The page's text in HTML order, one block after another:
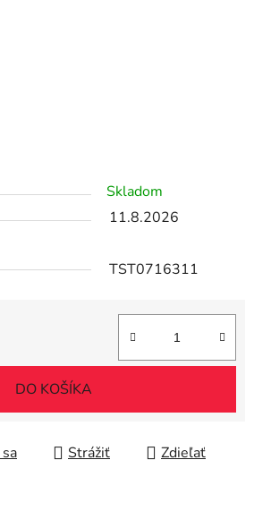
Skladom
11.8.2026
TST0716311
DO KOŠÍKA
Strážiť Zdieľať